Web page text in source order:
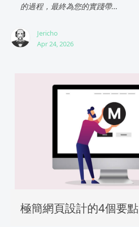
的過程，最終為您的實踐帶...
Jericho
Apr 24, 2026
極簡網頁設計的4個要點